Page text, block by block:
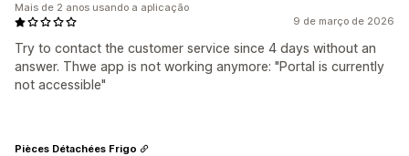
9 de março de 2026
Try to contact the customer service since 4 days without an
answer. Thwe app is not working anymore: "Portal is currently
not accessible"
Mais de 2 anos usando a aplicação
Pièces Détachées Frigo